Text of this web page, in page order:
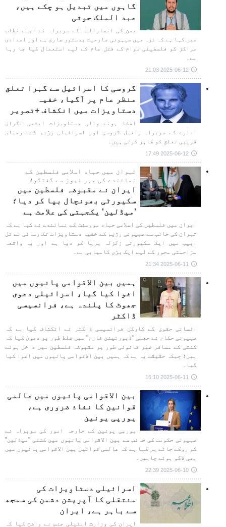
گاہوں میں تبدیل ہو چکے ہیں،
عبد الملک حوثی
یمن کی انصاراللہ کے سربراہ نے اپنے خطاب
میں کہا ہے کہ غزہ میں صیہونی جارحیت بدستور جاری ہے اور امدادی
مراکز کو فلسطینی عوام کے قتل عام کے لیے استعمال کیا جا رہا
ہے۔
2025-06-12 21:03
گروسی کا اسرائیل سے گہرا تعلق
منظر عام پر آگیا، خفیہ
دستاویزات میں انکشاف +تصویر
افشا ہونے والی دستاویزات ایٹمی نگران
ادارے کے سربراہ رافیل گروسی اور اسرائیلی رژیم کے درمیان
قریبی تعلق کو ظاہر کرتی ہیں۔
2025-06-12 17:49
تہران میں جہاد اسلامی فلسطین کے
نمائندے کی مہر نیوز سے گفتگو؛
ایران نے مقبوضہ فلسطین میں
سکیورٹی بھونچال بپا کر دیا؛
'میڈلین' یکجہتی کی علامت ہے
ایران میں فلسطین کی اسلامی جہاد موومنٹ کے نمائندے نے کہا ہے کہ
تہران کی جانب سے صہیونی رژیم کے خفیہ دستاویزات تک رسائی نے تل
ابیب میں ایک سکیورٹی زلزلہ برپا کر دیا ہے اور یہ واقعہ
مزاحمتی محور کے لیے ایک بڑی کامیابی ہے۔
2025-06-11 21:34
ہمیں بین الاقوامی پانیوں میں
اغوا کیا گیا، اسرائیلی دعوی
جھوٹ کا پلندہ ہے، فرانسیسی
ڈاکٹر
انسانی حقوق کے کارکن فرانسیسی ڈاکٹر نے انکشاف کیا ہے کہ
صہیونی حکام نے جعلی "ڈپورٹیشن فارم" میں غلط طور پر دعویٰ کیا کہ
کشتی کے مسافر غیر قانونی طور پر مقبوضہ فلسطین میں داخل ہوئے
ہیں؛ جبکہ حقیقت یہ ہے کہ ہمیں بین الاقوامی پانیوں میں اغوا کیا
گیا۔
2025-06-11 16:10
بین الاقوامی پانیوں میں عالمی
قوانین کا نفاذ ضروری ہے،
یورپی یونین
یورپی یونین کے خارجہ امور کی سربراہ نے
صہیونی حکومت کی جانب سے بین الاقوامی پانیوں میں کشتی "میڈلین"
کو روکے جانے پر کہا ہے کہ عالمی قوانین بین الاقوامی پانیوں میں
بھی لاگو ہونے چاہیں۔
2025-06-10 22:39
اسرائیلی دستاویزات کی
منتقلی کا آپریشن دشمن کی سمجھ
سے باہر ہے، ایران
ایران کی وزارت انٹیلی جنس نے واضح کیا کہ